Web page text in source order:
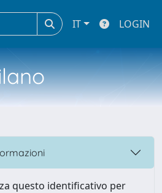
IT LOGIN
questo identificativo per